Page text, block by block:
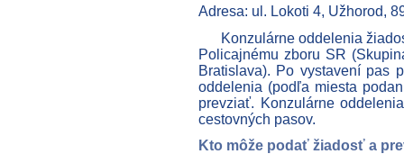
Adresa: ul. Lokoti 4, Užhorod,
Konzulárne oddelenia
Policajnému zboru SR
Bratislava). Po vystavení pas
oddelenia (podľa miesta
prevziať. Konzulárne
cestovných pasov.
Kto môže podať žiadosť a